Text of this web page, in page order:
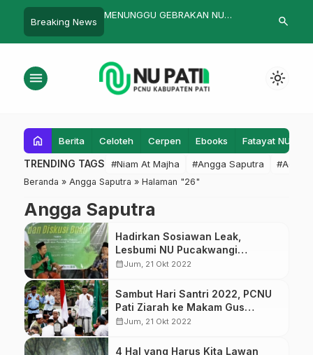
Breaking News
MENUNGGU GEBRAKAN NU
DALAM MENGHADAPI MEA
Ribuan Santri Meriahkansearch
menu light_mode
home Berita Celoteh Cerpen Ebooks Fatayat NU
TRENDING TAGS #Niam At Majha #Angga Saputra #Admin
Beranda » Angga Saputra » Halaman "26"
Angga Saputra
Hadirkan Sosiawan Leak,
Lesbumi NU Pucakwangi
Gairahkan Literasi
calendar_monthJum, 21 Okt 2022
Sambut Hari Santri 2022, PCNU
Pati Ziarah ke Makam Gus
Hasyim
calendar_monthJum, 21 Okt 2022
4 Hal yang Harus Kita Lawan